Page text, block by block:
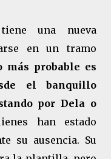
una nueva
en un tramo
más probable es
el banquillo
por Dela o
han estado
su ausencia. Su